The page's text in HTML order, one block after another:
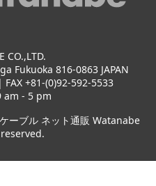
CO.,LTD.
Fukuoka 816-0863 JAPAN
+81-(0)92-592-5533
am - 5 pm
ーブル ネット通販 Watanabe